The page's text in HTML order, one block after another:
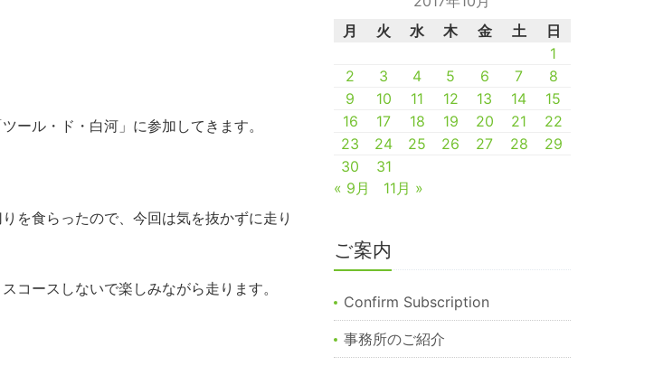
ール・ド・白河」に参加してきます。
を食らったので、今回は気を抜かずに走り
コースしないで楽しみながら走ります。
月
火 水 木 金 土
日
1
2
3 4 5 6 7
8
9
10 11 12 13 14
15
16
17 18 19 20 21
22
23
24 25 26 27 28
29
30
31
« 9月
11月 »
ご案内
Confirm Subscription
事務所のご紹介